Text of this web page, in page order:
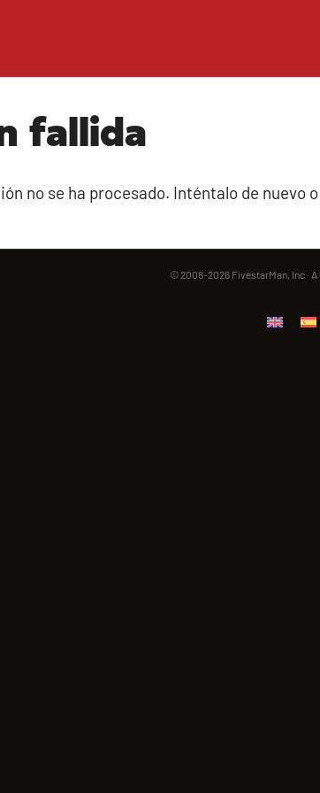
fallida
no se ha procesado. Inténtalo de
© 2008-2026 FivestarMan, Inc · A